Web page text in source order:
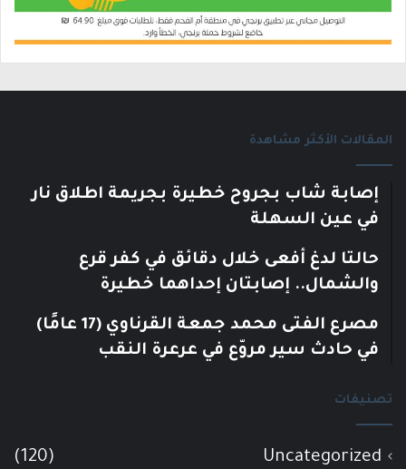
المقالات الأكثر مشاهدة
إصابة شاب بجروح خطيرة بجريمة اطلاق نار
في عين السهلة
حالتا لدغ أفعى خلال دقائق في كفر قرع
والشمال.. إصابتان إحداهما خطيرة
مصرع الفتى محمد جمعة القرناوي (17 عامًا)
في حادث سير مروّع في عرعرة النقب
تصنيفات
Uncategorized
(120)